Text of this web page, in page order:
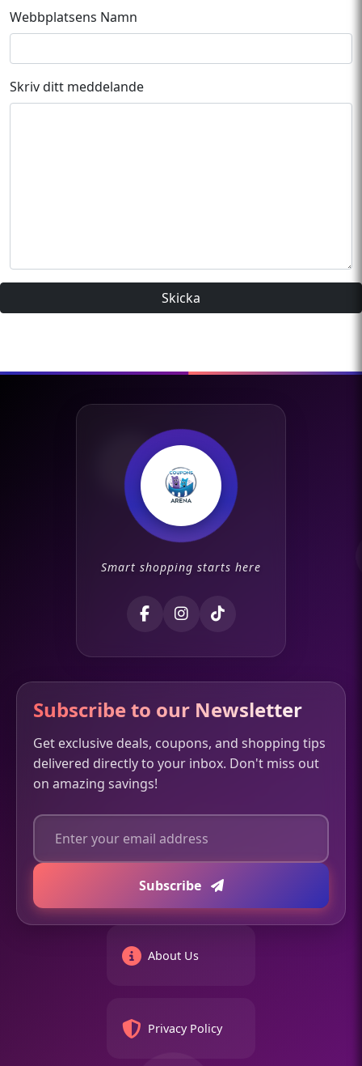
Webbplatsens Namn
Skriv ditt meddelande
Skicka
Smart shopping starts here
Subscribe to our Newsletter
Get exclusive deals, coupons, and shopping tips
delivered directly to your inbox. Don't miss out
on amazing savings!
Subscribe
About Us
Privacy Policy